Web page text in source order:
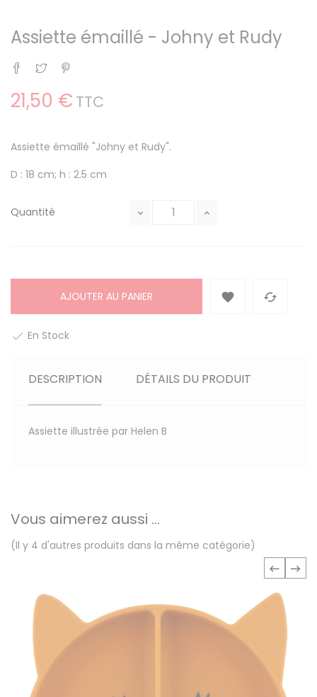
Assiette émaillé - Johny et Rudy
Partager
Tweet
21,50 € TTC
Assiette émaillé "Johny et Rudy".
D : 18 cm; h : 2.5 cm
Quantité
AJOUTER AU PANIER  
 En Stock
DESCRIPTION DÉTAILS DU PRODUIT
Assiette illustrée par Helen B
Vous aimerez aussi ...
(Il y 4 d'autres produits dans la même catégorie)